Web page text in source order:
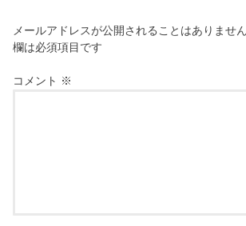
メールアドレスが公開されることはありません
欄は必須項目です
コメント ※